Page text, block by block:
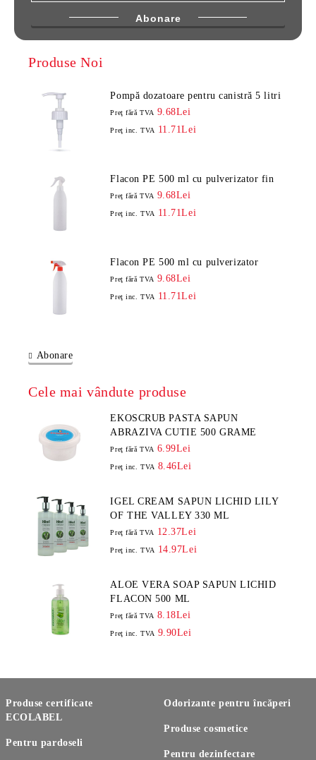
Produse Noi
Pompă dozatoare pentru canistră 5 litri
Preţ fără TVA 9.68Lei
Preţ inc. TVA 11.71Lei
Flacon PE 500 ml cu pulverizator fin
Preţ fără TVA 9.68Lei
Preţ inc. TVA 11.71Lei
Flacon PE 500 ml cu pulverizator
Preţ fără TVA 9.68Lei
Preţ inc. TVA 11.71Lei
Abonare
Cele mai vândute produse
EKOSCRUB PASTA SAPUN
ABRAZIVA CUTIE 500 GRAME
Preţ fără TVA 6.99Lei
Preţ inc. TVA 8.46Lei
IGEL CREAM SAPUN LICHID LILY
OF THE VALLEY 330 ML
Preţ fără TVA 12.37Lei
Preţ inc. TVA 14.97Lei
ALOE VERA SOAP SAPUN LICHID
FLACON 500 ML
Preţ fără TVA 8.18Lei
Preţ inc. TVA 9.90Lei
Produse certificate
ECOLABEL
Pentru pardoseli
Odorizante pentru încăperi
Produse cosmetice
Pentru dezinfectare